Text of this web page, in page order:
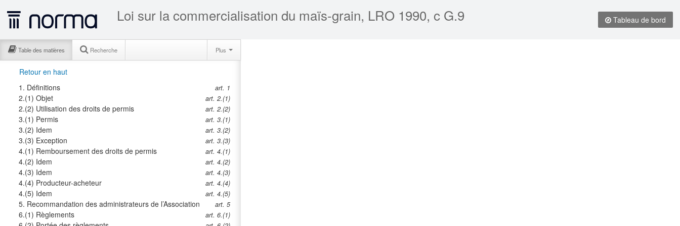
Tableau de bord
Loi sur la commercialisation du maïs-grain, LRO 1990, c G.9
Table des matières Recherche Plus
Retour en haut
1. Définitions art. 1
2.(1) Objet art. 2.(1)
2.(2) Utilisation des droits de permis art. 2.(2)
3.(1) Permis art. 3.(1)
3.(2) Idem art. 3.(2)
3.(3) Exception art. 3.(3)
4.(1) Remboursement des droits de permis art. 4.(1)
4.(2) Idem art. 4.(2)
4.(3) Idem art. 4.(3)
4.(4) Producteur-acheteur art. 4.(4)
4.(5) Idem art. 4.(5)
5. Recommandation des administrateurs de l’Association art. 5
6.(1) Règlements art. 6.(1)